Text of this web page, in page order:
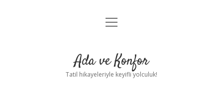
Anasayfa
Yasal Uyarı
menüyü
Ada ve Konfor
Tatil hikayeleriyle keyifli yolculuk!